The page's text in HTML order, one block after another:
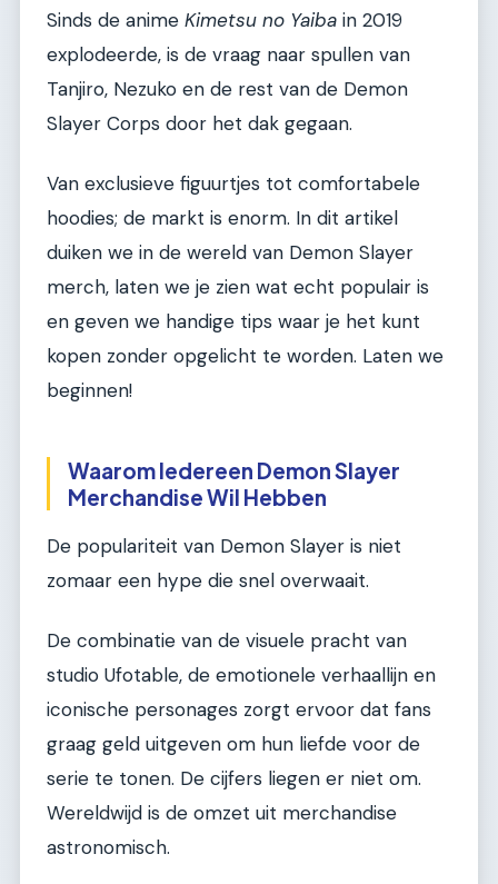
Sinds de anime Kimetsu no Yaiba in 2019
explodeerde, is de vraag naar spullen van
Tanjiro, Nezuko en de rest van de Demon
Slayer Corps door het dak gegaan.
Van exclusieve figuurtjes tot comfortabele
hoodies; de markt is enorm. In dit artikel
duiken we in de wereld van Demon Slayer
merch, laten we je zien wat echt populair is
en geven we handige tips waar je het kunt
kopen zonder opgelicht te worden. Laten we
beginnen!
Waarom Iedereen Demon Slayer
Merchandise Wil Hebben
De populariteit van Demon Slayer is niet
zomaar een hype die snel overwaait.
De combinatie van de visuele pracht van
studio Ufotable, de emotionele verhaallijn en
iconische personages zorgt ervoor dat fans
graag geld uitgeven om hun liefde voor de
serie te tonen. De cijfers liegen er niet om.
Wereldwijd is de omzet uit merchandise
astronomisch.